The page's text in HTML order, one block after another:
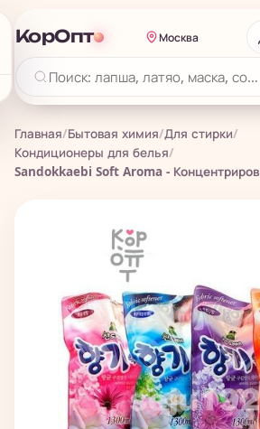
КорОпт Москва
Главная/Бытовая химия/Для стирки/
Кондиционеры для белья/
Sandokkaebi Soft Aroma -